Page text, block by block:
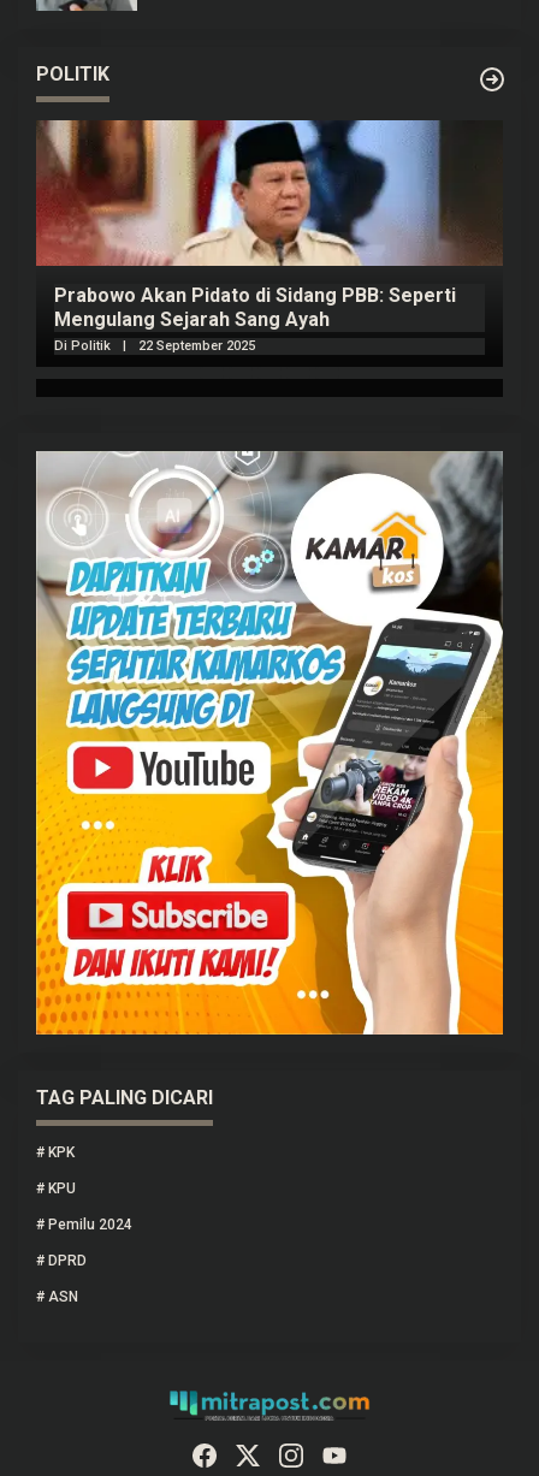
POLITIK
Prabowo Akan Pidato di Sidang PBB: Seperti
Mengulang Sejarah Sang Ayah
Di Politik 22 September 2025
TAG PALING DICARI
# KPK
# KPU
# Pemilu 2024
# DPRD
# ASN